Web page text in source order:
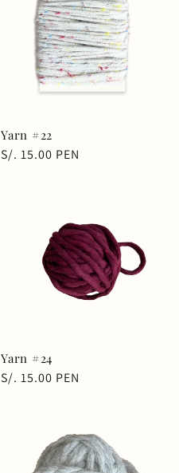
Yarn #22
Precio
S/. 15.00 PEN
Yarn #24
Precio
S/. 15.00 PEN